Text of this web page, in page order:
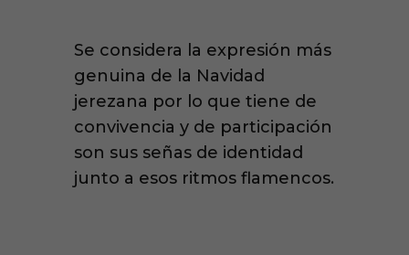
Se considera la expresión más
genuina de la Navidad
jerezana por lo que tiene de
convivencia y de participación
son sus señas de identidad
junto a esos ritmos flamencos.